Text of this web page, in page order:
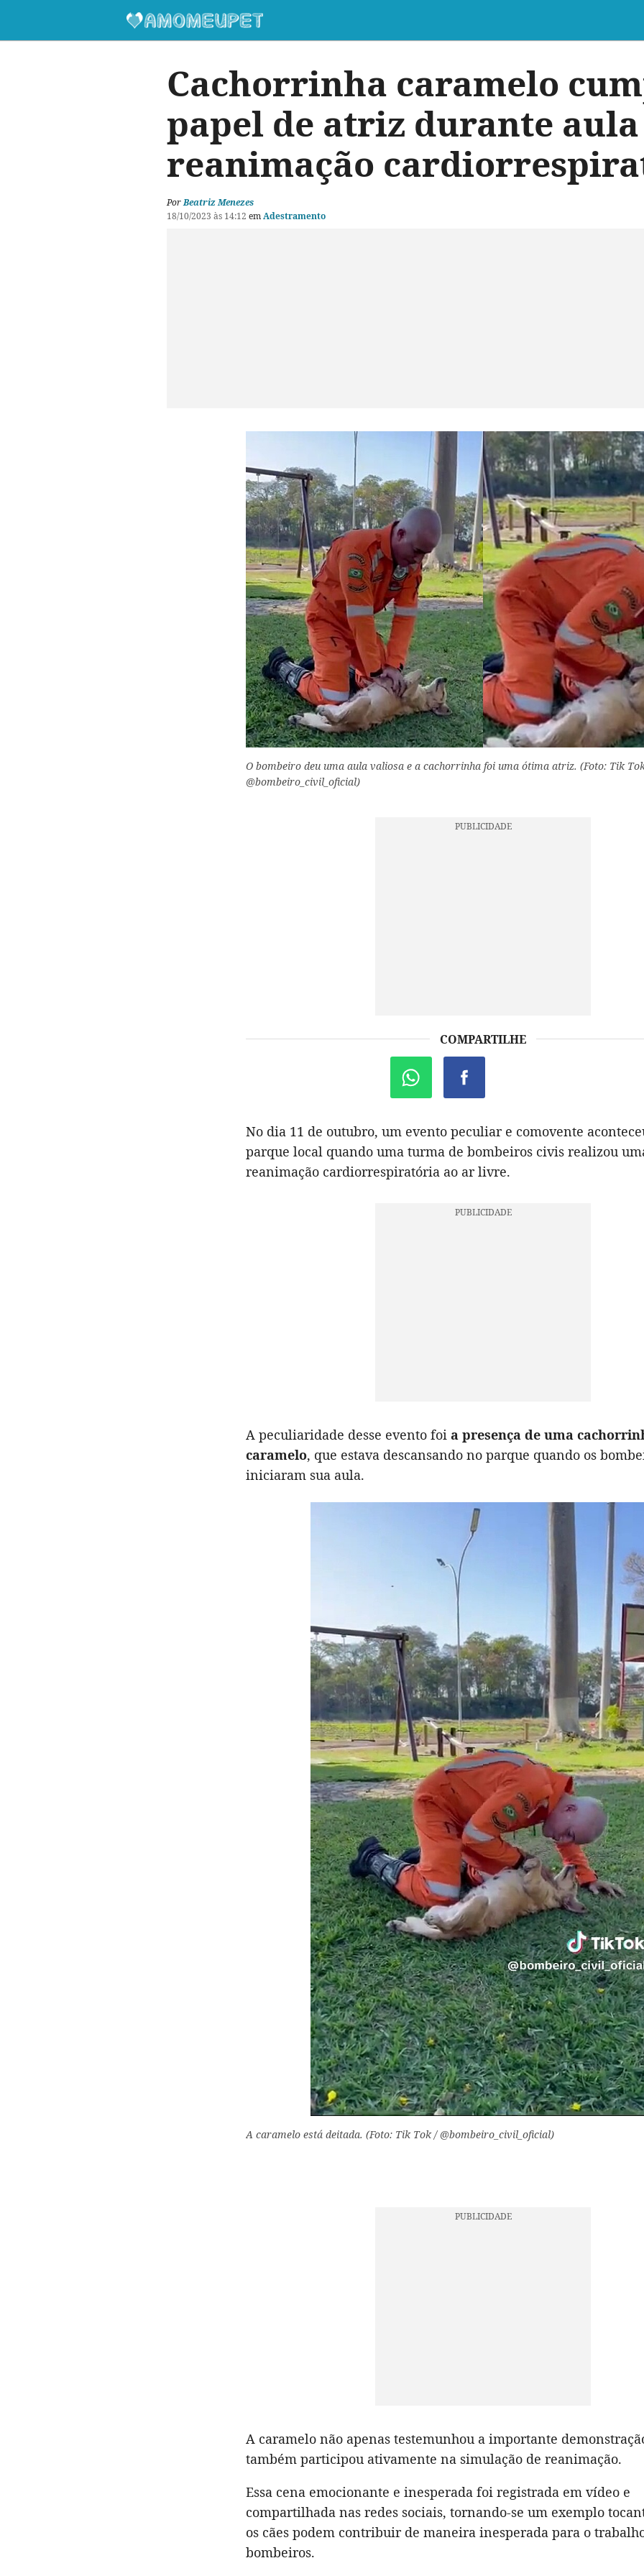
Cachorrinha caramelo
papel de atriz durante
reanimação
PorBeatriz Menezes
18/10/2023 às 14:12 emAdestramento
O bombeiro deu uma aula valiosa e a cachorrinha foi uma ótima atriz. (Foto: Tik
@bombeiro_civil_oficial)
COMPARTILHE
No dia 11 de outubro, um evento peculiar e comovente
parque local quando uma turma de bombeiros civis realizou
reanimação cardiorrespiratória ao ar livre.
A peculiaridade desse evento foi a presença de uma
caramelo, que estava descansando no parque quando os
iniciaram sua aula.
A caramelo está deitada. (Foto: Tik Tok / @bombeiro_civil_oficial)
A caramelo não apenas testemunhou a importante
também participou ativamente na simulação de reanimação.
Essa cena emocionante e inesperada foi registrada em vídeo e
compartilhada nas redes sociais, tornando-se um exemplo
os cães podem contribuir de maneira inesperada para o
bombeiros.